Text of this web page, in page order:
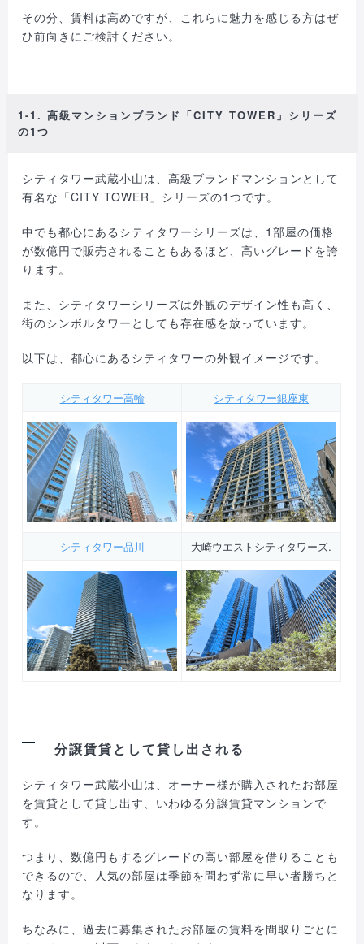
その分、賃料は高めですが、これらに魅力を感じる方はぜ
ひ前向きにご検討ください。
1-1. 高級マンションブランド「CITY TOWER」シリーズ
の1つ
シティタワー武蔵小山は、高級ブランドマンションとして
有名な「CITY TOWER」シリーズの1つです。
中でも都心にあるシティタワーシリーズは、1部屋の価格
が数億円で販売されることもあるほど、高いグレードを誇
ります。
また、シティタワーシリーズは外観のデザイン性も高く、
街のシンボルタワーとしても存在感を放っています。
以下は、都心にあるシティタワーの外観イメージです。
シティタワー高輪 シティタワー銀座東
シティタワー品川 大崎ウエストシティタワーズ.
分譲賃貸として貸し出される
シティタワー武蔵小山は、オーナー様が購入されたお部屋
を賃貸として貸し出す、いわゆる分譲賃貸マンションで
す。
つまり、数億円もするグレードの高い部屋を借りることも
できるので、人気の部屋は季節を問わず常に早い者勝ちと
なります。
ちなみに、過去に募集されたお部屋の賃料を間取りごとに